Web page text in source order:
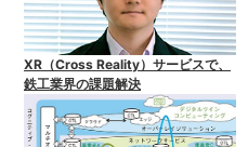
XR（Cross Reality）サービスで、
鉄工業界の課題解決